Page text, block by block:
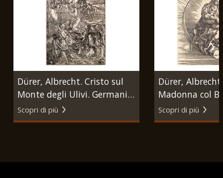
Dürer, Albrecht. Cristo sul
Monte degli Ulivi. Germania,
seconda metà XVI sec.
Scopri di più
Dürer,
Madonna col
luna
1511 circa.
Scopri di più